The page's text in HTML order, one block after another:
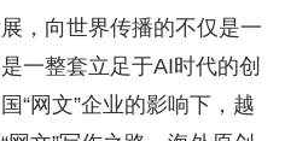
，向世界传播的不仅是一
一整套立足于AI时代的创
“网文”企业的影响下，越